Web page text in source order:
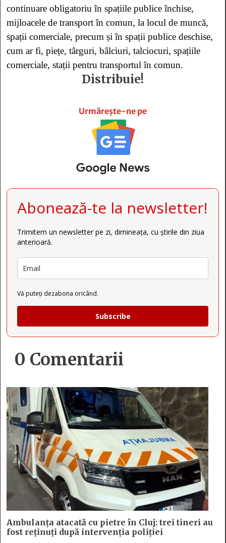
continuare obligatoriu în spațiile publice închise,
mijloacele de transport în comun, la locul de muncă,
spații comerciale, precum și în spații publice deschise,
cum ar fi, piețe, târguri, bâlciuri, talciocuri, spațiile
comerciale, stații pentru transportul în comun.
Distribuie!
Urmărește-ne pe
Abonează-te la newsletter!
Trimitem un newsletter pe zi, dimineața, cu știrile din ziua
anterioară.
Vă puteți dezabona oricând.
Subscribe
0 Comentarii
Ambulanța atacată cu pietre în Cluj: trei tineri au
fost reținuți după intervenția poliției